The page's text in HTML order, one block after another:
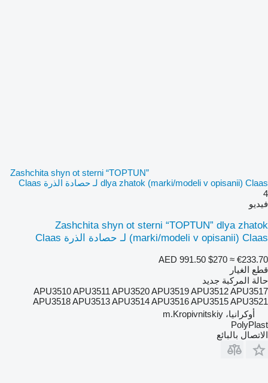
Zashchita shyn ot sterni “TOPTUN”
dlya zhatok (marki/modeli v opisanii) Claas لـ حصادة الذرة Claas
4
فيديو
Zashchita shyn ot sterni “TOPTUN” dlya zhatok
(marki/modeli v opisanii) Claas لـ حصادة الذرة Claas
AED 991.50 $270 ≈ €233.70
قطع الغيار
حالة المركبة جديد
APU3510 APU3511 APU3520 APU3519 APU3512 APU3517
APU3518 APU3513 APU3514 APU3516 APU3515 APU3521
أوكرانيا، m.Kropivnitskiy
PolyPlast
الاتصال بالبائع